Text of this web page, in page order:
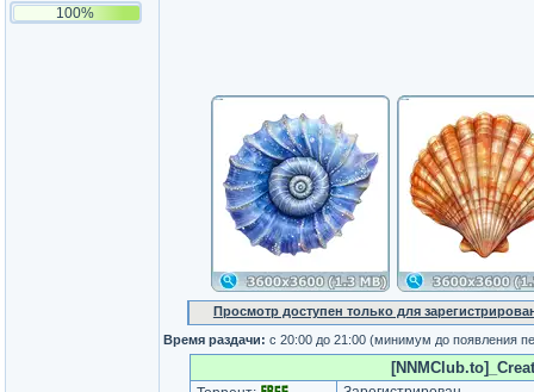
100%
Просмотр доступен только для
Время раздачи: с 20:00 до 21:00 (минимум до появления